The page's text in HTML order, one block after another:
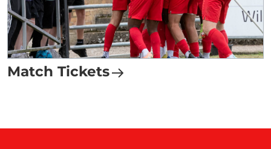
Match Tickets